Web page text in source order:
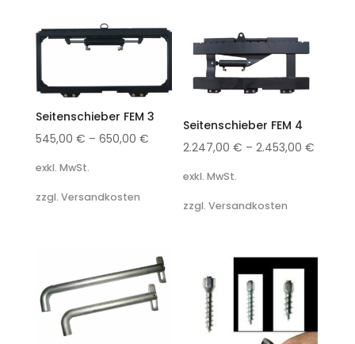
Seitenschieber FEM 3
545,00 € – 650,00 €
exkl. MwSt.
zzgl. Versandkosten
Seitenschieber FEM 4
2.247,00€ –2.453,00€
exkl. MwSt.
zzgl. Versandkosten